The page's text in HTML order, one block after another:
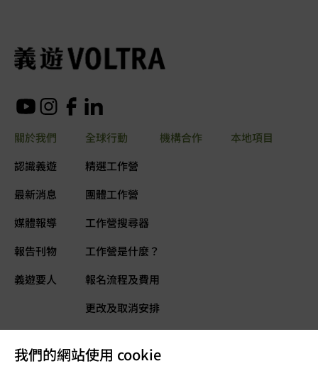
我們的網站使用 cookie
關於我們
認識義遊
最新消息
媒體報導
報告刊物
義遊要人
全球行動
精選工作營
團體工作營
工作營搜尋器
工作營是什麼？
報名流程及費用
更改及取消安排
本地項目
機構合作